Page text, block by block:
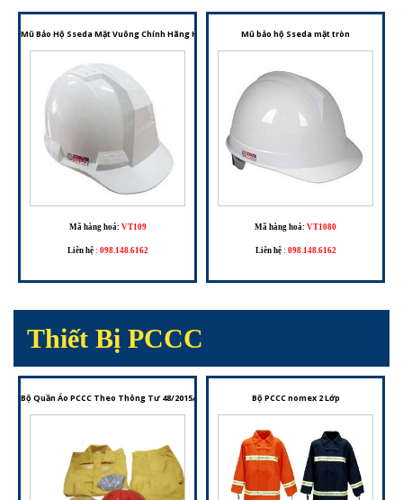
Mũ Bảo Hộ Sseda Mặt Vuông Chính Hãng Hàn Quốc – Bảo Vệ Vượt Trội Cho Người Lao Động
Mã hàng hoá: VT109
Liên hệ : 098.148.6162
Mũ bảo hộ Sseda mặt tròn
Mã hàng hoá: VT1080
Liên hệ : 098.148.6162
Thiết Bị PCCC
Bộ Quần Áo PCCC Theo Thông Tư 48/2015/TT-BCA – Trang Phục Cho Đội Phòng Cháy Chữa
Bộ PCCC nomex 2 Lớp